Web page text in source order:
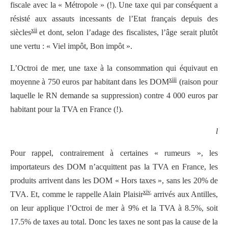
fiscale avec la « Métropole » (!). Une taxe qui par conséquent a
résisté aux assauts incessants de l’Etat français depuis des
sièclesxii et dont, selon l’adage des fiscalistes, l’âge serait plutôt
une vertu : « Viel impôt, Bon impôt ».
L’Octroi de mer, une taxe à la consommation qui équivaut en
moyenne à 750 euros par habitant dans les DOMxiii(raison pour
laquelle le RN demande sa suppression) contre 4 000 euros par
habitant pour la TVA en France (!).
l
Pour rappel, contrairement à certaines « rumeurs », les
importateurs des DOM n’acquittent pas la TVA en France, les
produits arrivent dans les DOM « Hors taxes », sans les 20% de
TVA. Et, comme le rappelle Alain Plaisirxiv,arrivés aux Antilles,
on leur applique l’Octroi de mer à 9% et la TVA à 8.5%, soit
17.5% de taxes au total. Donc les taxes ne sont pas la cause de la